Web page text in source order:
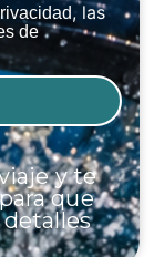
, las
de
y te
que